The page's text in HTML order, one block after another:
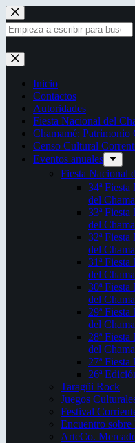
Saltar
al
contenido
Sin
resultados
Inicio
Contactos
Autoridades
Fiesta Nacional del
Chamamé:
Censo Cultural
Eventos anuales
Fiesta Nacional
34ª
del
33ª
del
32ª
del
31ª
del
30ª
del
29ª
del
28ª
del
27ª
26ª
Taragüi Rock
Juegos
Festival
Encuentro
ArteCo.